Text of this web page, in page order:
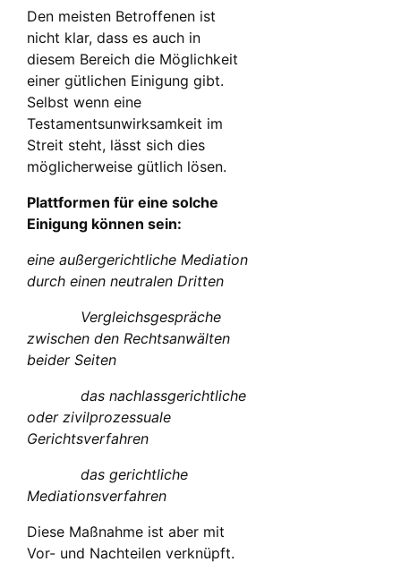
Den meisten Betroffenen ist
nicht klar, dass es auch in
diesem Bereich die Möglichkeit
einer gütlichen Einigung gibt.
Selbst wenn eine
Testamentsunwirksamkeit im
Streit steht, lässt sich dies
möglicherweise gütlich lösen.
Plattformen für eine solche
Einigung können sein:
eine außergerichtliche Mediation
durch einen neutralen Dritten
Vergleichsgespräche
zwischen den Rechtsanwälten
beider Seiten
das nachlassgerichtliche
oder zivilprozessuale
Gerichtsverfahren
das gerichtliche
Mediationsverfahren
Diese Maßnahme ist aber mit
Vor- und Nachteilen verknüpft.